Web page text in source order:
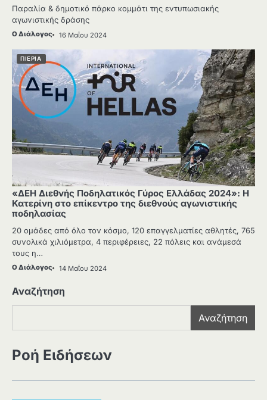
Παραλία & δημοτικό πάρκο κομμάτι της εντυπωσιακής
αγωνιστικής δράσης
Ο Διάλογος 16 Μαΐου 2024
ΠΙΕΡΙΑ
«ΔΕΗ Διεθνής Ποδηλατικός Γύρος Ελλάδας 2024»: Η
Κατερίνη στο επίκεντρο της διεθνούς αγωνιστικής
ποδηλασίας
20 ομάδες από όλο τον κόσμο, 120 επαγγελματίες αθλητές, 765
συνολικά χιλιόμετρα, 4 περιφέρειες, 22 πόλεις και ανάμεσά
τους η…
Ο Διάλογος 14 Μαΐου 2024
Αναζήτηση
Αναζήτηση
Ροή Ειδήσεων